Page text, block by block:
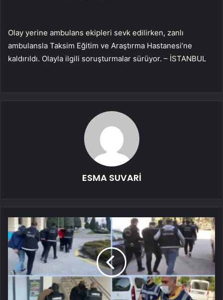
Olay yerine ambulans ekipleri sevk edilirken, zanlı
ambulansla Taksim Eğitim ve Araştırma Hastanesi’ne
kaldırıldı. Olayla ilgili soruşturmalar sürüyor. – İSTANBUL
ESMA SUVARİ